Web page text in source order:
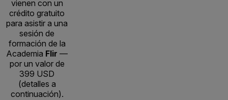
vienen con un
crédito gratuito
para asistir a una
sesión de
formación de la
Academia Flir —
por un valor de
399 USD
(detalles a
continuación).